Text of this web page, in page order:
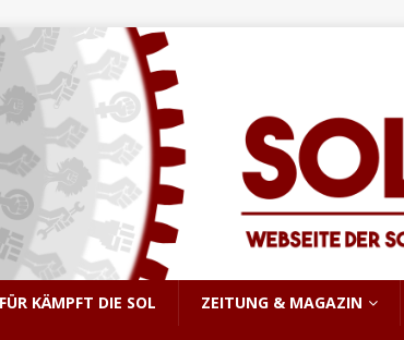
KÄMPFT DIE SOL ZEITUNG & MAGAZIN